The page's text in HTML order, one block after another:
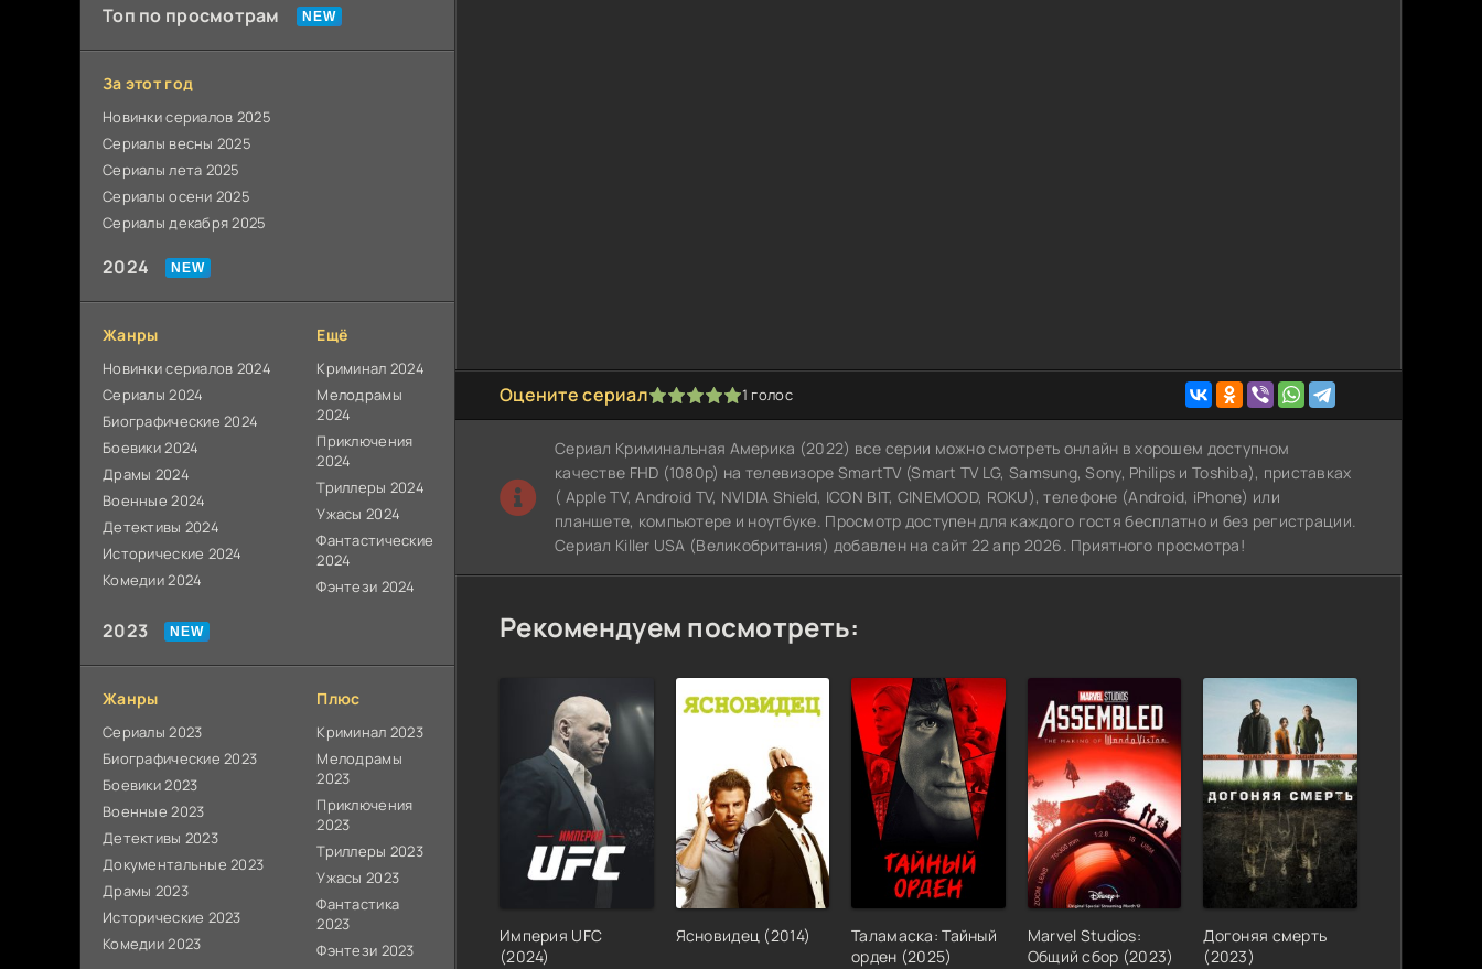
Топ по просмотрам
За этот год
Новинки сериалов 2025
Сериалы весны 2025
Сериалы лета 2025
Сериалы осени 2025
Сериалы декабря 2025
2024
Жанры
Новинки сериалов 2024
Сериалы 2024
Биографические 2024
Боевики 2024
Драмы 2024
Военные 2024
Детективы 2024
Исторические 2024
Комедии 2024
Ещё
Криминал 2024
Мелодрамы
2024
Приключения
2024
Триллеры 2024
Ужасы 2024
Фантастические
2024
Фэнтези 2024
2023
Жанры
Сериалы 2023
Биографические 2023
Боевики 2023
Военные 2023
Детективы 2023
Документальные 2023
Драмы 2023
Исторические 2023
Комедии 2023
Плюс
Криминал 2023
Мелодрамы
2023
Приключения
2023
Триллеры 2023
Ужасы 2023
Фантастика
2023
Фэнтези 2023
Оцените сериал
1 2 3 4 5 1 голос
Сериал Криминальная Америка (2022) все серии можно смотреть онлайн в хорошем доступном
качестве FHD (1080p) на телевизоре SmartTV (Smart TV LG, Samsung, Sony, Philips и Toshiba), приставках
( Apple TV, Android TV, NVIDIA Shield, ICON BIT, CINEMOOD, ROKU), телефоне (Android, iPhone) или
планшете, компьютере и ноутбуке. Просмотр доступен для каждого гостя бесплатно и без регистрации.
Сериал Killer USA (Великобритания) добавлен на сайт 22 апр 2026. Приятного просмотра!
Рекомендуем посмотреть:
Империя UFC
(2024)
Ясновидец (2014)
Таламаска: Тайный
орден (2025)
Marvel Studios:
Общий сбор (2023)
Догоняя смерть
(2023)